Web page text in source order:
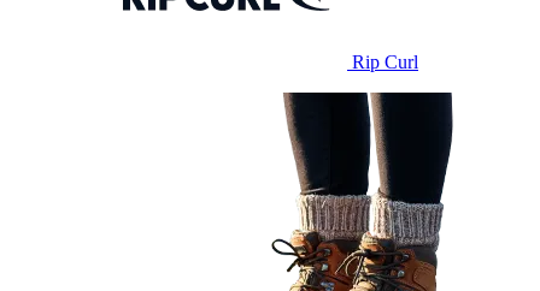
Rip Curl